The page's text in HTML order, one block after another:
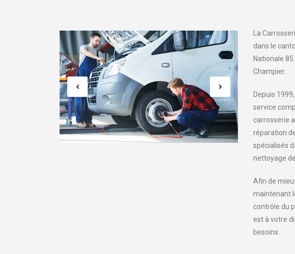
La
dans le
Nationale
Champier.
Depuis
service
carrosserie
réparation
spécialisés
nettoyage
Afin de
maintenant
contrôle du
est à votre
besoins.